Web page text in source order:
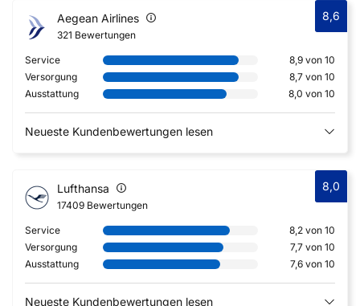
Aegean Airlines
321 Bewertungen
8,6
Service
8,9 von 10
Versorgung
8,7 von 10
Ausstattung
8,0 von 10
Neueste Kundenbewertungen lesen
Lufthansa
17409 Bewertungen
8,0
Service
8,2 von 10
Versorgung
7,7 von 10
Ausstattung
7,6 von 10
Neueste Kundenbewertungen lesen